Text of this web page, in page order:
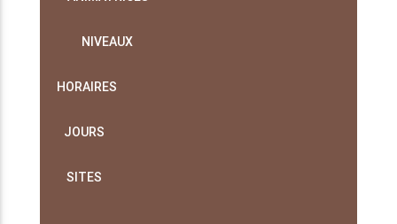
NIVEAUX
HORAIRES
JOURS
SITES